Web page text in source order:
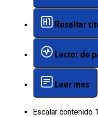
Resaltar
Lector de
Leer mas
Escalar contenido